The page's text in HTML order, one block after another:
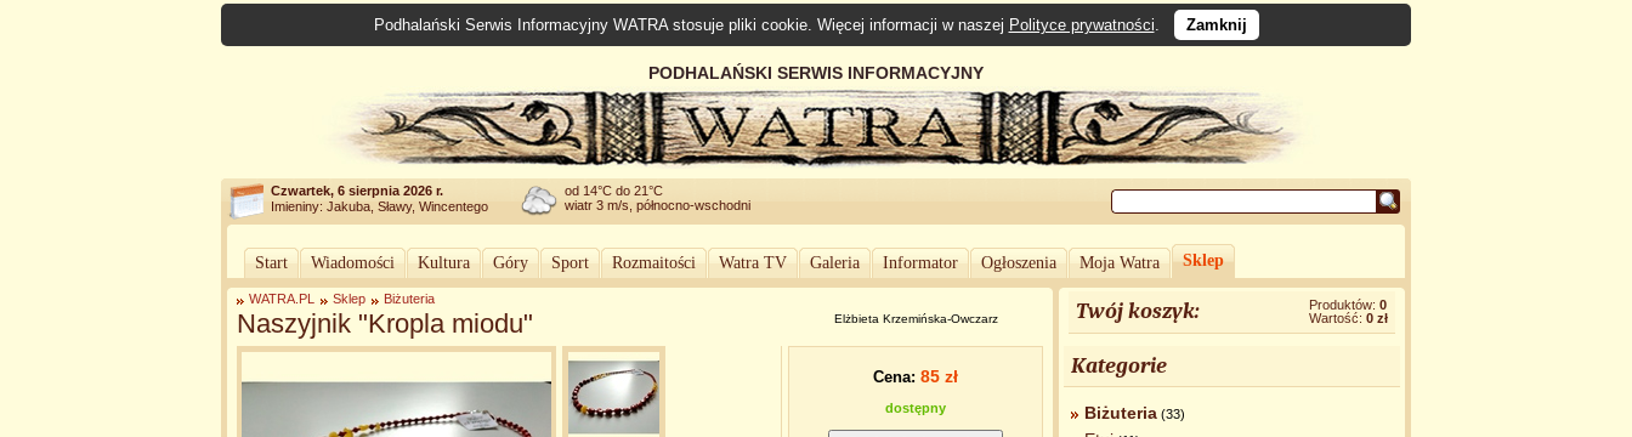
Podhalański Serwis Informacyjny WATRA stosuje pliki cookie. Więcej informacji w naszej Polityce prywatności. Zamknij
PODHALAŃSKI SERWIS INFORMACYJNY
Czwartek, 6 sierpnia 2026 r.
Imieniny: Jakuba, Sławy, Wincentego
od 14°C do 21°C
wiatr 3 m/s, północno-wschodni
Start Wiadomości Kultura Góry Sport Rozmaitości Watra TV Galeria Informator Ogłoszenia Moja Watra Sklep
WATRA.PL Sklep Biżuteria
Naszyjnik "Kropla miodu" Elżbieta Krzemińska-Owczarz
Cena: 85 zł
dostępny
Twój koszyk: Produktów: 0
Wartość: 0 zł
Kategorie
Biżuteria (33)